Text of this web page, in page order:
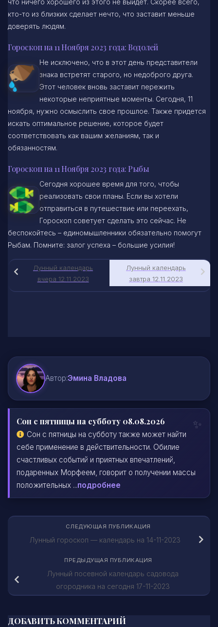
что ничего хорошего из этого не выйдет. Скорее всего,
кто-то из близких сделает нечто, что заставит меньше
доверять людям.
Гороскоп на 11 Ноября 2023 года: Водолей
Не исключено, что в этот день представители
знака встретят старого, но недоброго друга.
Этот человек вновь заставит пережить
некоторые неприятные моменты. Сегодня, 11
ноября, нужно осмыслить свое прошлое. Также придется
искать оптимальное решение, которое будет
соответствовать как вашим желаниям, так и
обязанностям.
Гороскоп на 11 Ноября 2023 года: Рыбы
Сегодня хорошее время для того, чтобы
реализовать свои планы. Если вы хотели
отправиться в путешествие или переехать,
Гороскоп советует сделать это сейчас. Не
беспокойтесь – единомышленники обязательно помогут
Рыбам. Помните: залог успеха – большие усилия!
Лунный календарь
завтра 12.11.2023
Лунный календарь
вчера 12.11.2023
Автор:Эмина Владова
Сон с пятницы на субботу 08.08.2026
Сон с пятницы на субботу также может найти
себе применение в действительности. Обилие
счастливых событий и приятных впечатлений,
подаренных Морфеем, говорит о получении массы
положительных ...подробнее
СЛЕДУЮЩАЯ ПУБЛИКАЦИЯ
Лунный гороскоп — календарь на 14-11-2023
ПРЕДЫДУЩАЯ ПУБЛИКАЦИЯ
Лунный посевной календарь садовода
огородника на сегодня 17-11-2023
ДОБАВИТЬ КОММЕНТАРИЙ